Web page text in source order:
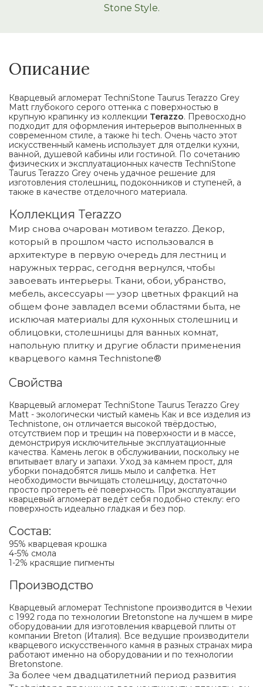
Stone Style.
Описание
Кварцевый агломерат TechniStone Taurus Terazzo Grey
Matt глубокого серого оттенка с поверхностью в
крупную крапинку из коллекции Terazzo. Превосходно
подходит для оформления интерьеров выполненных в
современном стиле, а также hi tech. Очень часто этот
искусственный камень использует для отделки кухни,
ванной, душевой кабины или гостиной. По сочетанию
физических и эксплуатационных качеств TechniStone
Taurus Terazzo Grey очень удачное решение для
изготовления столешниц, подоконников и ступеней, а
также в качестве отделочного материала.
Коллекция Terazzo
Мир снова очарован мотивом terazzo. Декор,
который в прошлом часто использовался в
архитектуре в первую очередь для лестниц и
наружных террас, сегодня вернулся, чтобы
завоевать интерьеры. Ткани, обои, убранство,
мебель, аксессуары — узор цветных фракций на
общем фоне завладел всеми областями быта, не
исключая материалы для кухонных столешниц и
облицовки, столешницы для ванных комнат,
напольную плитку и другие области применения
кварцевого камня Technistone®
Свойства
Кварцевый агломерат TechniStone Taurus Terazzo Grey
Matt - экологически чистый камень Как и все изделия из
Technistone, он отличается высокой твёрдостью,
отсутствием пор и трещин на поверхности и в массе,
демонстрируя исключительные эксплуатационные
качества. Камень легок в обслуживании, поскольку не
впитывает влагу и запахи. Уход за камнем прост, для
уборки понадобятся лишь мыло и салфетка. Нет
необходимости вычищать столешницу, достаточно
просто протереть её поверхность. При эксплуатации
кварцевый агломерат ведёт себя подобно стеклу: его
поверхность идеально гладкая и без пор.
Состав:
95% кварцевая крошка
4-5% смола
1-2% красящие пигменты
Производство
Кварцевый агломерат Technistone производится в Чехии
с 1992 года по технологии Bretonstone на лучшем в мире
оборудовании для изготовления кварцевой плиты от
компании Breton (Италия). Все ведущие производители
кварцевого искусственного камня в разных странах мира
работают именно на оборудовании и по технологии
Bretonstone.
За более чем двадцатилетний период развития